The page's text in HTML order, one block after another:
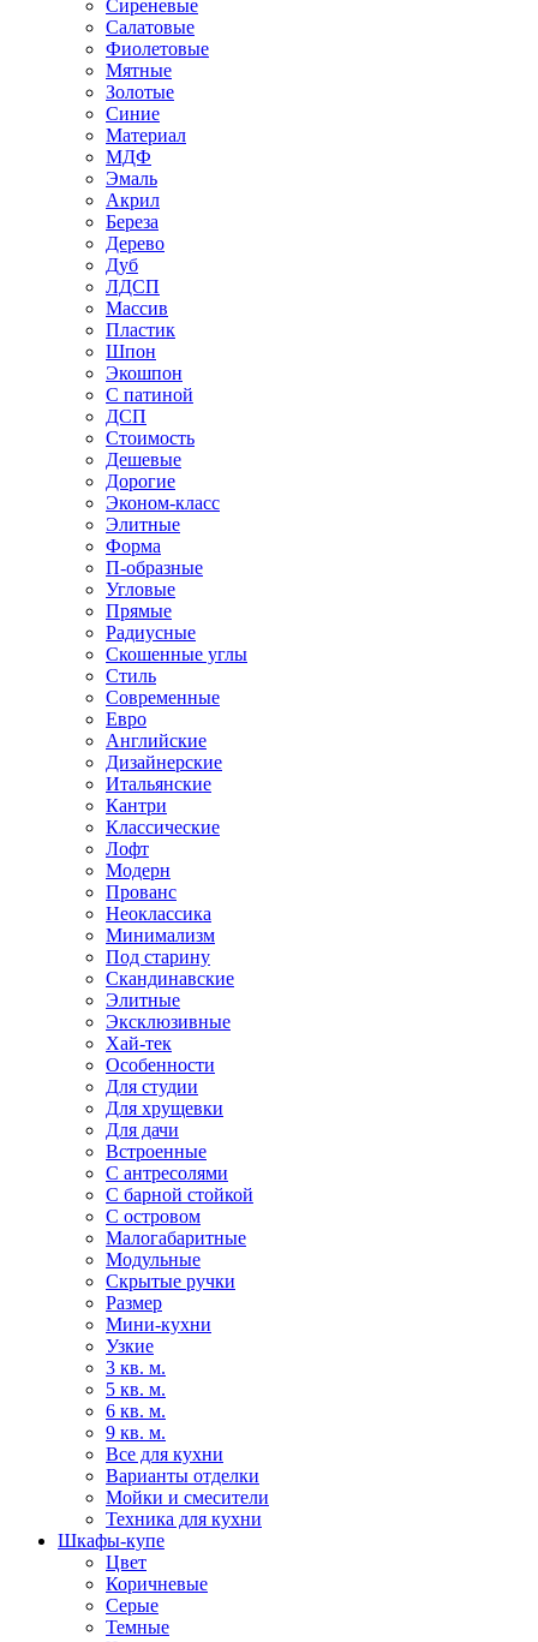
Сиреневые
Салатовые
Фиолетовые
Мятные
Золотые
Синие
Материал
МДФ
Эмаль
Акрил
Береза
Дерево
Дуб
ЛДСП
Массив
Пластик
Шпон
Экошпон
С патиной
ДСП
Стоимость
Дешевые
Дорогие
Эконом-класс
Элитные
Форма
П-образные
Угловые
Прямые
Радиусные
Скошенные углы
Стиль
Современные
Евро
Английские
Дизайнерские
Итальянские
Кантри
Классические
Лофт
Модерн
Прованс
Неоклассика
Минимализм
Под старину
Скандинавские
Элитные
Эксклюзивные
Хай-тек
Особенности
Для студии
Для хрущевки
Для дачи
Встроенные
С антресолями
С барной стойкой
С островом
Малогабаритные
Модульные
Скрытые ручки
Размер
Мини-кухни
Узкие
3 кв. м.
5 кв. м.
6 кв. м.
9 кв. м.
Все для кухни
Варианты отделки
Мойки и смесители
Техника для кухни
Шкафы-купе
Цвет
Коричневые
Серые
Темные